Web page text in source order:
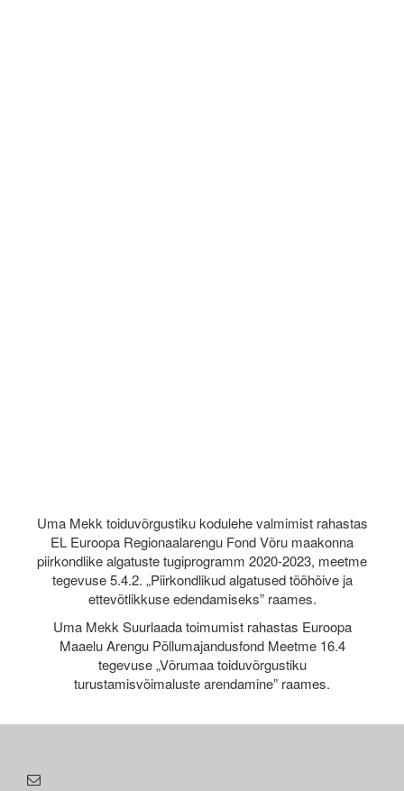
Uma Mekk toiduvõrgustiku kodulehe valmimist rahastas
EL Euroopa Regionaalarengu Fond Võru maakonna
piirkondlike algatuste tugiprogramm 2020-2023, meetme
tegevuse 5.4.2. „Piirkondlikud algatused tööhõive ja
ettevõtlikkuse edendamiseks” raames.
Uma Mekk Suurlaada toimumist rahastas Euroopa
Maaelu Arengu Põllumajandusfond Meetme 16.4
tegevuse „Võrumaa toiduvõrgustiku
turustamisvõimaluste arendamine” raames.